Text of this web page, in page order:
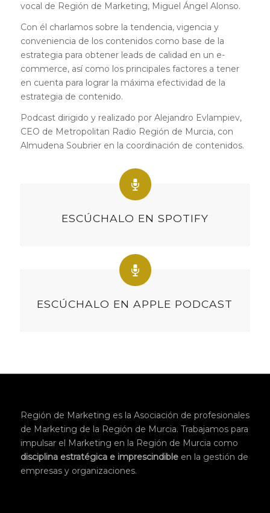
vocal de Región de Marketing, Miguel Ángel Alonso.
Con él charlamos sobre la tendencia, vigencia y
conveniencia de los contenidos como base de la
estrategia para obtener leads de calidad en un e-
commerce, así como los principales factores a tener
en cuenta para lograr la máxima efectividad de la
estrategia de contenido.
Podcast dirigido y realizado por Alejandro Evlampiev,
CEO de Metropolitan Radio Región de Murcia, con
Almudena Soubrier en la coordinación de contenidos.
ESCÚCHALO EN SPOTIFY
ESCÚCHALO EN APPLE PODCAST
Región de Marketing es la Asociación de profesionales
de Marketing de la Región de Murcia. Trabajamos para
impulsar el Marketing en la Región de Murcia como
disciplina estratégica e imprescindibleen la gestión de
empresas y organizaciones.